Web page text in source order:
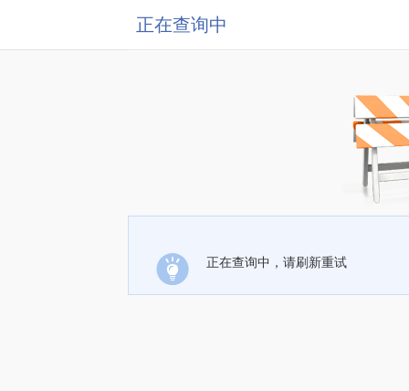
正在查询中
正在查询中，请刷新重试